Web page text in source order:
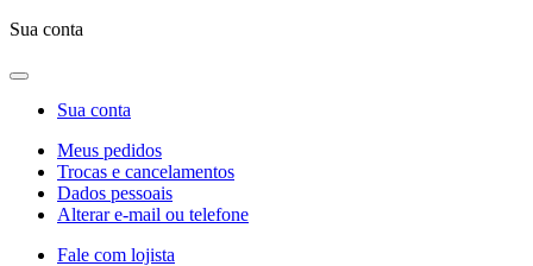
Sua conta
Sua conta
Meus pedidos
Trocas e cancelamentos
Dados pessoais
Alterar e-mail ou telefone
Fale com lojista